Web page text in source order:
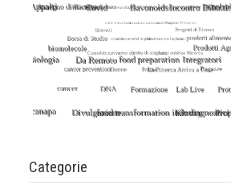
Categorie